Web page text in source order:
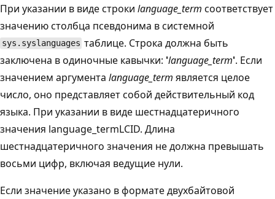
При указании в виде строки language_term соответствует
значению столбца псевдонима в системной
sys.syslanguages таблице. Строка должна быть
заключена в одиночные кавычки: 'language_term'. Если
значением аргумента language_term является целое
число, оно представляет собой действительный код
языка. При указании в виде шестнадцатеричного
значения language_termLCID. Длина
шестнадцатеричного значения не должна превышать
восьми цифр, включая ведущие нули.
Если значение указано в формате двухбайтовой